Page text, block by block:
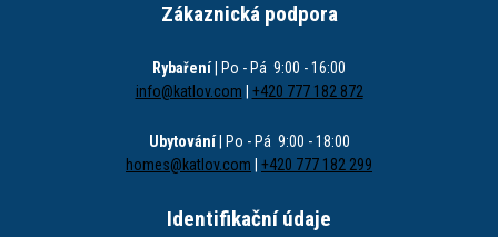
Zákaznická podpora
Rybaření| Po - Pá 9:00 - 16:00
info@katlov.com
+420 777 182 872
Ubytování| Po - Pá 9:00 - 18:00
homes@katlov.com
+420 777 182 299
Identifikační údaje